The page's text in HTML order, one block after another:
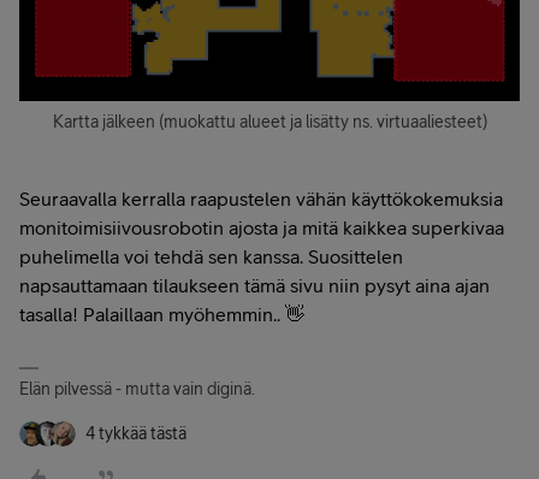
Kartta jälkeen (muokattu alueet ja lisätty ns. virtuaaliesteet)
Seuraavalla kerralla raapustelen vähän käyttökokemuksia
monitoimisiivousrobotin ajosta ja mitä kaikkea superkivaa
puhelimella voi tehdä sen kanssa. Suosittelen
napsauttamaan tilaukseen tämä sivu niin pysyt aina ajan
tasalla! Palaillaan myöhemmin.. 👋
Elän pilvessä - mutta vain diginä.
4 tykkää tästä